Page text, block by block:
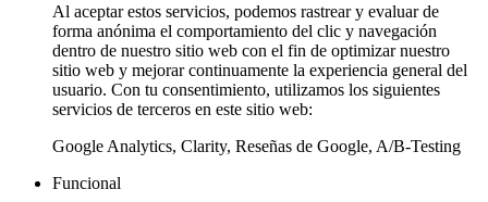
Al aceptar estos servicios, podemos rastrear y evaluar de
forma anónima el comportamiento del clic y navegación
dentro de nuestro sitio web con el fin de optimizar nuestro
sitio web y mejorar continuamente la experiencia general del
usuario. Con tu consentimiento, utilizamos los siguientes
servicios de terceros en este sitio web:
Google Analytics, Clarity, Reseñas de Google, A/B-Testing
Funcional